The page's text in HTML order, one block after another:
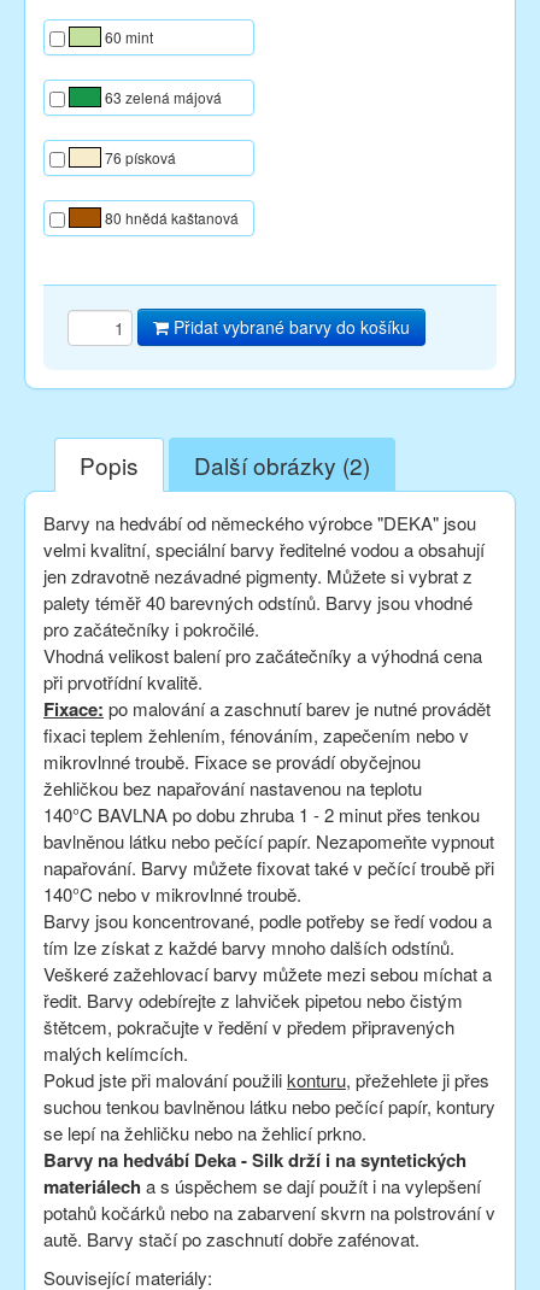
60 mint
63 zelená májová
76 písková
80 hnědá kaštanová
Přidat vybrané barvy do košíku
Popis Další obrázky (2)
Barvy na hedvábí od německého výrobce "DEKA" jsou
velmi kvalitní, speciální barvy ředitelné vodou a obsahují
jen zdravotně nezávadné pigmenty. Můžete si vybrat z
palety téměř 40 barevných odstínů. Barvy jsou vhodné
pro začátečníky i pokročilé.
Vhodná velikost balení pro začátečníky a výhodná cena
při prvotřídní kvalitě.
Fixace: po malování a zaschnutí barev je nutné provádět
fixaci teplem žehlením, fénováním, zapečením nebo v
mikrovlnné troubě. Fixace se provádí obyčejnou
žehličkou bez napařování nastavenou na teplotu
140°C BAVLNA po dobu zhruba 1 - 2 minut přes tenkou
bavlněnou látku nebo pečící papír. Nezapomeňte vypnout
napařování. Barvy můžete fixovat také v pečící troubě při
140°C nebo v mikrovlnné troubě.
Barvy jsou koncentrované, podle potřeby se ředí vodou a
tím lze získat z každé barvy mnoho dalších odstínů.
Veškeré zažehlovací barvy můžete mezi sebou míchat a
ředit. Barvy odebírejte z lahviček pipetou nebo čistým
štětcem, pokračujte v ředění v předem připravených
malých kelímcích.
Pokud jste při malování použilikonturu, přežehlete ji přes
suchou tenkou bavlněnou látku nebo pečící papír, kontury
se lepí na žehličku nebo na žehlicí prkno.
Barvy na hedvábí Deka - Silk drží i na syntetických
materiálech a s úspěchem se dají použít i na vylepšení
potahů kočárků nebo na zabarvení skvrn na polstrování v
autě. Barvy stačí po zaschnutí dobře zafénovat.
Související materiály: